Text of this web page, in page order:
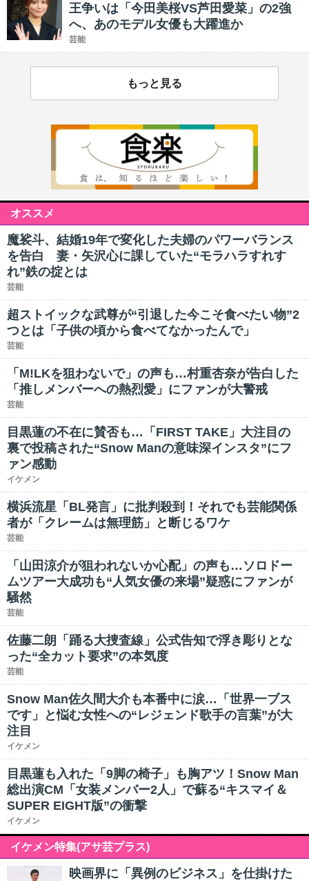
王争いは「今田美桜VS芦田愛菜」の2強
へ、あのモデル女優も大躍進か
芸能
もっと見る
オススメ
魔裟斗、結婚19年で変化した夫婦のパワーバランス
を告白 妻・矢沢心に課していた“モラハラすれす
れ”鉄の掟とは
芸能
超ストイックな武尊が“引退した今こそ食べたい物”2
つとは「子供の頃から食べてなかったんで」
芸能
「M!LKを狙わないで」の声も…村重杏奈が告白した
「推しメンバーへの熱烈愛」にファンが大警戒
芸能
目黒蓮の不在に賛否も…「FIRST TAKE」大注目の
裏で投稿された“Snow Manの意味深インスタ”にフ
ァン感動
イケメン
横浜流星「BL発言」に批判殺到！それでも芸能関係
者が「クレームは無理筋」と断じるワケ
芸能
「山田涼介が狙われないか心配」の声も…ソロドー
ムツアー大成功も“人気女優の来場”疑惑にファンが
騒然
芸能
佐藤二朗「踊る大捜査線」公式告知で浮き彫りとな
った“全カット要求”の本気度
芸能
Snow Man佐久間大介も本番中に涙…「世界一ブス
です」と悩む女性への“レジェンド歌手の言葉”が大
注目
イケメン
目黒蓮も入れた「9脚の椅子」も胸アツ！Snow Man
総出演CM「女装メンバー2人」で蘇る“キスマイ＆
SUPER EIGHT版”の衝撃
イケメン
イケメン特集(アサ芸プラス)
映画界に「異例のビジネス」を仕掛けた